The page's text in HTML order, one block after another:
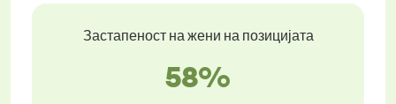
Застапеност на жени на позицијата
58%